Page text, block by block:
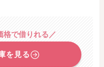
格で借りれる／
を見る